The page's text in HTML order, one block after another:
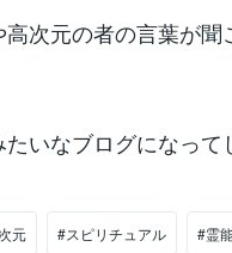
次元の者の言葉が
いなブログになって
元 #スピリチュアル #霊